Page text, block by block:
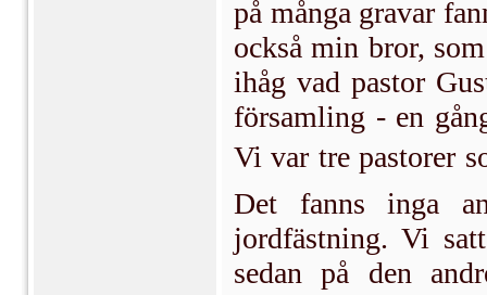
på många gravar
också min bror,
ihåg vad pastor
församling - en
Vi var tre pastorer
Det fanns inga
jordfästning. Vi
sedan på den